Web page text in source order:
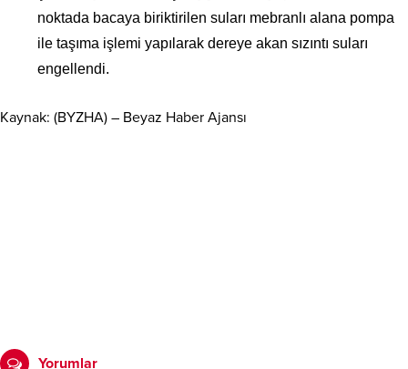
noktada bacaya biriktirilen suları mebranlı alana pompa
ile taşıma işlemi yapılarak dereye akan sızıntı suları
engellendi.
Kaynak: (BYZHA) – Beyaz Haber Ajansı
Yorumlar